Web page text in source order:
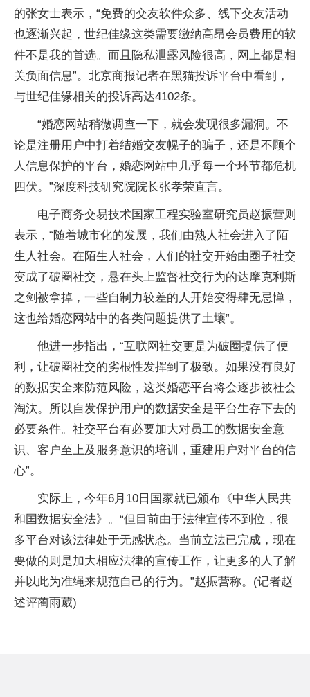
的张女士表示，“免费的交友软件众多、线下交友活动
也逐渐兴起，世纪佳缘这类需要缴纳高昂会员费用的软
件不是我的首选。而且隐私泄露风险很高，网上都是相
关负面信息”。北京商报记者在黑猫投诉平台中看到，
与世纪佳缘相关的投诉高达4102条。
“婚恋网站稍微调查一下，就会发现很多漏洞。不
论是注册用户中打着结婚交友幌子的骗子 ，还是不顾个
人信息保护的平台，婚恋网站中几乎每一个环节都危机
四伏。”深度科技研究院院长张孝荣直言。
电子商务交易技术国家工程实验室研究员赵振营则
表示，“随着城市化的发展，我们由熟人社会进入了陌
生人社会。在陌生人社会，人们的社交开始由圈子社交
变成了破圈社交，悬在头上监督社交行为的达摩克利斯
之剑被拿掉，一些自制力较差的人开始变得肆无忌惮，
这也给婚恋网站中的各类问题提供了土壤”。
他进一步指出，“互联网社交更是为破圈提供了便
利，让破圈社交的劣根性发挥到了极致。如果没有良好
的数据安全来防范风险，这类婚恋平台将会逐步被社会
淘汰。所以自发保护用户的数据安全是平台生存下去的
必要条件。社交平台有必要加大对员工的数据安全意
识、客户至上及服务意识的培训，重建用户对平台的信
心”。
实际上，今年6月10日 国家就已颁布《中华人民共
和国数据安全法》。“但目前由于法律宣传不到位，很
多平台对该法律处于无感状态。当前立法已完成，现在
要做的则是加大相应法律的宣传工作，让更多的人了解
并以此为准绳来规范自己的行为。”赵振营称。(记者赵
述评蔺雨葳)